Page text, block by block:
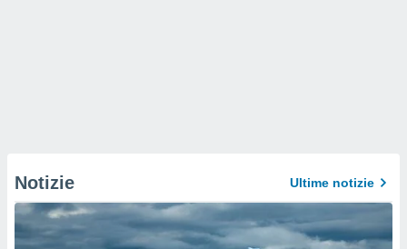
Notizie Ultime notizie